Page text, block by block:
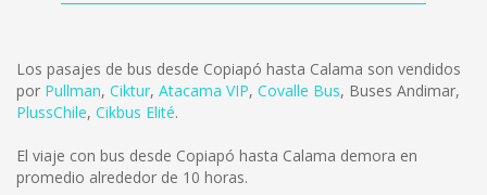
Los pasajes de bus desde Copiapó hasta Calama son vendidos
por Pullman, Ciktur, Atacama VIP, Covalle Bus, Buses Andimar,
PlussChile, Cikbus Elité.
El viaje con bus desde Copiapó hasta Calama demora en
promedio alrededor de 10 horas.